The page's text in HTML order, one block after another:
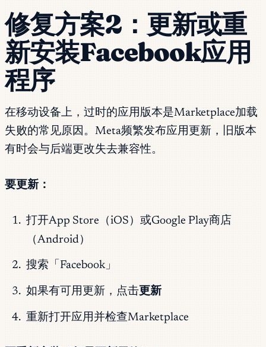
修复方案2：更新或重
新安装Facebook应用
程序
在移动设备上，过时的应用版本是Marketplace加载
失败的常见原因。Meta频繁发布应用更新，旧版本
有时会与后端更改失去兼容性。
要更新：
打开App Store（iOS）或Google Play商店
（Android）
搜索「Facebook」
如果有可用更新，点击更新
重新打开应用并检查Marketplace